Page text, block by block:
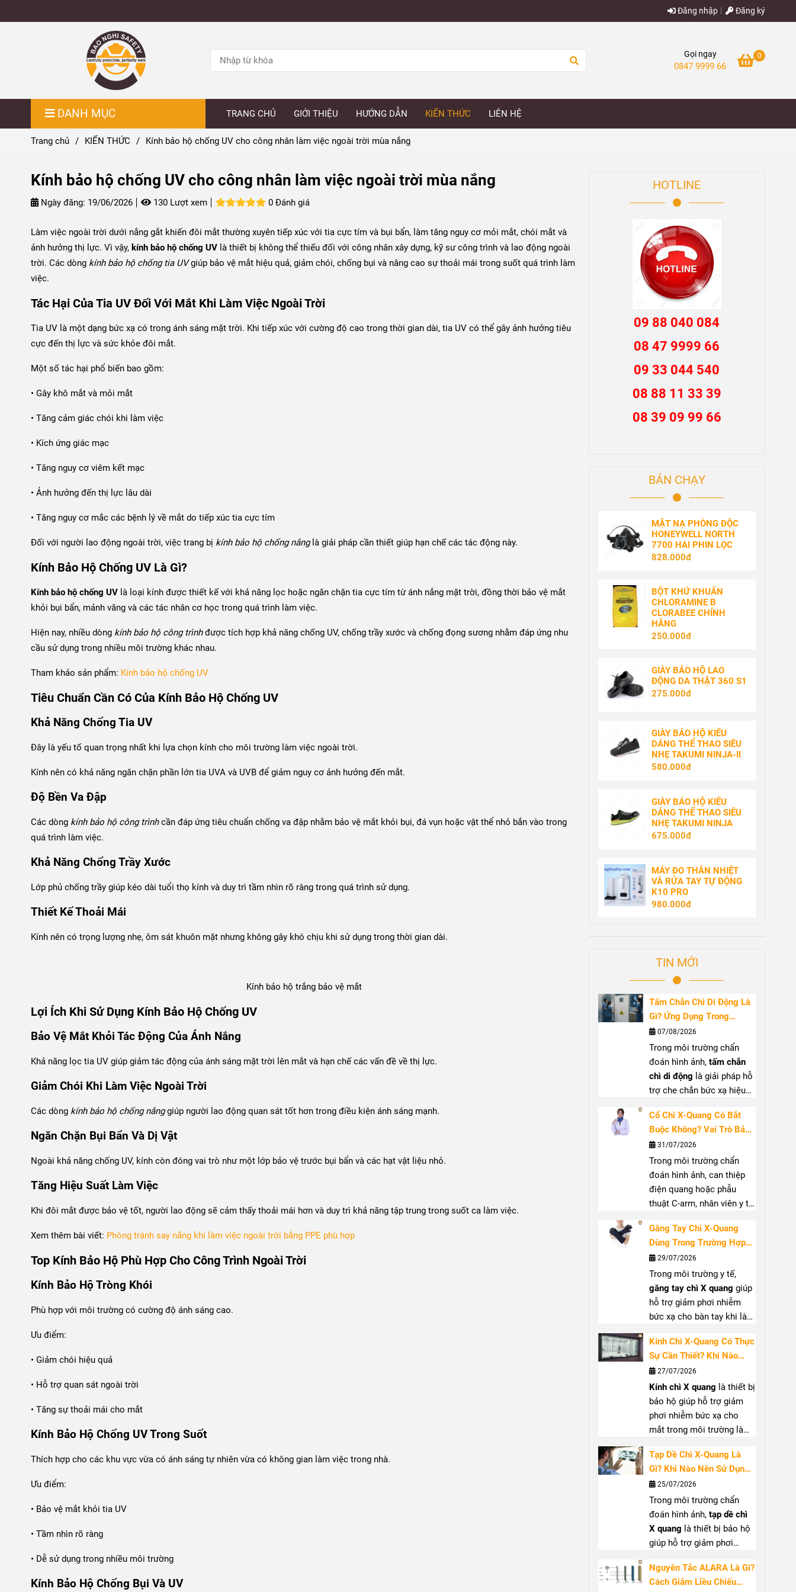
Đăng nhập Đăng ký
Gọi ngay
0847 9999 66
0
DANH MỤC TRANG CHỦ GIỚI THIỆU HƯỚNG DẪN KIẾN THỨC LIÊN HỆ
Trang chủ / KIẾN THỨC / Kính bảo hộ chống UV cho công nhân làm việc ngoài trời mùa nắng
Kính bảo hộ chống UV cho công nhân làm việc ngoài trời mùa nắng
Ngày đăng: 19/06/2026 130 Lượt xem 0 Đánh giá
Làm việc ngoài trời dưới nắng gắt khiến đôi mắt thường xuyên tiếp xúc với tia cực tím và bụi bẩn, làm tăng nguy cơ mỏi mắt, chói mắt và
ảnh hưởng thị lực. Vì vậy, kính bảo hộ chống UV là thiết bị không thể thiếu đối với công nhân xây dựng, kỹ sư công trình và lao động ngoài
trời. Các dòng kính bảo hộ chống tia UVgiúp bảo vệ mắt hiệu quả, giảm chói, chống bụi và nâng cao sự thoải mái trong suốt quá trình làm
việc.
Tác Hại Của Tia UV Đối Với Mắt Khi Làm Việc Ngoài Trời
Tia UV là một dạng bức xạ có trong ánh sáng mặt trời. Khi tiếp xúc với cường độ cao trong thời gian dài, tia UV có thể gây ảnh hưởng tiêu
cực đến thị lực và sức khỏe đôi mắt.
Một số tác hại phổ biến bao gồm:
• Gây khô mắt và mỏi mắt
• Tăng cảm giác chói khi làm việc
• Kích ứng giác mạc
• Tăng nguy cơ viêm kết mạc
• Ảnh hưởng đến thị lực lâu dài
• Tăng nguy cơ mắc các bệnh lý về mắt do tiếp xúc tia cực tím
Đối với người lao động ngoài trời, việc trang bị kính bảo hộ chống nắnglà giải pháp cần thiết giúp hạn chế các tác động này.
Kính Bảo Hộ Chống UV Là Gì?
Kính bảo hộ chống UV là loại kính được thiết kế với khả năng lọc hoặc ngăn chặn tia cực tím từ ánh nắng mặt trời, đồng thời bảo vệ mắt
khỏi bụi bẩn, mảnh văng và các tác nhân cơ học trong quá trình làm việc.
Hiện nay, nhiều dòng kính bảo hộ công trìnhđược tích hợp khả năng chống UV, chống trầy xước và chống đọng sương nhằm đáp ứng nhu
cầu sử dụng trong nhiều môi trường khác nhau.
Tham khảo sản phẩm: Kính bảo hộ chống UV
Tiêu Chuẩn Cần Có Của Kính Bảo Hộ Chống UV
Khả Năng Chống Tia UV
Đây là yếu tố quan trọng nhất khi lựa chọn kính cho môi trường làm việc ngoài trời.
Kính nên có khả năng ngăn chặn phần lớn tia UVA và UVB để giảm nguy cơ ảnh hưởng đến mắt.
Độ Bền Va Đập
Các dòng kính bảo hộ công trìnhcần đáp ứng tiêu chuẩn chống va đập nhằm bảo vệ mắt khỏi bụi, đá vụn hoặc vật thể nhỏ bắn vào trong
quá trình làm việc.
Khả Năng Chống Trầy Xước
Lớp phủ chống trầy giúp kéo dài tuổi thọ kính và duy trì tầm nhìn rõ ràng trong quá trình sử dụng.
Thiết Kế Thoải Mái
Kính nên có trọng lượng nhẹ, ôm sát khuôn mặt nhưng không gây khó chịu khi sử dụng trong thời gian dài.
Kính bảo hộ trắng bảo vệ mắt
Lợi Ích Khi Sử Dụng Kính Bảo Hộ Chống UV
Bảo Vệ Mắt Khỏi Tác Động Của Ánh Nắng
Khả năng lọc tia UV giúp giảm tác động của ánh sáng mặt trời lên mắt và hạn chế các vấn đề về thị lực.
Giảm Chói Khi Làm Việc Ngoài Trời
Các dòng kính bảo hộ chống nắnggiúp người lao động quan sát tốt hơn trong điều kiện ánh sáng mạnh.
Ngăn Chặn Bụi Bẩn Và Dị Vật
Ngoài khả năng chống UV, kính còn đóng vai trò như một lớp bảo vệ trước bụi bẩn và các hạt vật liệu nhỏ.
Tăng Hiệu Suất Làm Việc
Khi đôi mắt được bảo vệ tốt, người lao động sẽ cảm thấy thoải mái hơn và duy trì khả năng tập trung trong suốt ca làm việc.
Xem thêm bài viết: Phòng tránh say nắng khi làm việc ngoài trời bằng PPE phù hợp
Top Kính Bảo Hộ Phù Hợp Cho Công Trình Ngoài Trời
Kính Bảo Hộ Tròng Khói
Phù hợp với môi trường có cường độ ánh sáng cao.
Ưu điểm:
• Giảm chói hiệu quả
• Hỗ trợ quan sát ngoài trời
• Tăng sự thoải mái cho mắt
Kính Bảo Hộ Chống UV Trong Suốt
Thích hợp cho các khu vực vừa có ánh sáng tự nhiên vừa có không gian làm việc trong nhà.
Ưu điểm:
• Bảo vệ mắt khỏi tia UV
• Tầm nhìn rõ ràng
• Dễ sử dụng trong nhiều môi trường
Kính Bảo Hộ Chống Bụi Và UV
HOTLINE
09 88 040 084
08 47 9999 66
09 33 044 540
08 88 11 33 39
08 39 09 99 66
BÁN CHẠY
MẶT NẠ PHÒNG ĐỘC
HONEYWELL NORTH
7700 HAI PHIN LỌC
828.000đ
BỘT KHỬ KHUẨN
CHLORAMINE B
CLORABEE CHÍNH
HÃNG
250.000đ
GIÀY BẢO HỘ LAO
ĐỘNG DA THẬT 360 S1
275.000đ
GIÀY BẢO HỘ KIỂU
DÁNG THỂ THAO SIÊU
NHẸ TAKUMI NINJA-II
580.000đ
GIÀY BẢO HỘ KIỂU
DÁNG THỂ THAO SIÊU
NHẸ TAKUMI NINJA
675.000đ
MÁY ĐO THÂN NHIỆT
VÀ RỬA TAY TỰ ĐỘNG
K10 PRO
980.000đ
TIN MỚI
Tấm Chắn Chì Di Động Là
Gì? Ứng Dụng Trong
Phòng Chụp X-Quang
07/08/2026
Trong môi trường chẩn
đoán hình ảnh,tấm chắn
chì di động là giải pháp hỗ
trợ che chắn bức xạ hiệu
cơ phơi nhiễm cho nhân
viên y tế và người xung
quanh. Với thiết kế linh
hoạt, dễ di chuyển,màn
chắn chì di độngphù hợp
sử dụng tại phòng X-
quang, phòng can thiệp và
tia X. Bài viết này,Bảo
Nghi Safety sẽ giúp bạn
hiểu rõ cấu tạo, ứng dụng
và cách lựa chọn thiết bị
phù hợp.
Cổ Chì X-Quang Có Bắt
Buộc Không? Vai Trò Bảo
Vệ Tuyến Giáp Trước Bức
Xạ
31/07/2026
Trong môi trường chẩn
đoán hình ảnh, can thiệp
điện quang hoặc phẫu
thuật C-arm, nhân viên y tế
tán xạ từ tia X.Cổ chì X
quang giúp che chắn vùng
cổ, hỗ trợ bảo vệ tuyến
giáp khi làm việc gần
nguồn phát. Bài viết sẽ
giúp bạn hiểu rõ vai trò,
trường hợp nên sử dụng và
giáp(thyroid shield) phù
hợp.
Găng Tay Chì X-Quang
Dùng Trong Trường Hợp
Nào? Hướng Dẫn Lựa
Chọn Đúng
29/07/2026
Trong môi trường y tế,
găng tay chì X quang giúp
hỗ trợ giảm phơi nhiễm
bức xạ cho bàn tay khi làm
biệt tại phòng can thiệp
hoặc phẫu thuật sử dụng
C-arm. Bài viết sẽ giúp bạn
hiểu rõ khi nào nên dùng
găng tay chống tia X, cách
chọngăng tay chì y tếphù
hợp và những lưu ý khi sử
tay
Kính Chì X-Quang Có Thực
Sự Cần Thiết? Khi Nào
Nên Sử Dụng?
27/07/2026
Kính chì X quang là thiết bị
bảo hộ giúp hỗ trợ giảm
phơi nhiễm bức xạ cho
mắt trong môi trường làm
giúp bạn hiểu rõ công
dụng, khi nào nên sử dụng
kính bảo hộ tia X
lựa chọn và cách bảo quản
để đảm bảo hiệu quả bảo
vệ.
Tạp Dề Chì X-Quang Là
Gì? Khi Nào Nên Sử Dụng
Và Cách Lựa Chọn
25/07/2026
Trong môi trường chẩn
đoán hình ảnh,tạp dề chì
X quang là thiết bị bảo hộ
giúp hỗ trợ giảm phơi
nguồn tia X. Sản phẩm
thường được sử dụng tại
Nguyên Tắc ALARA Là Gì?
Cách Giảm Liều Chiếu